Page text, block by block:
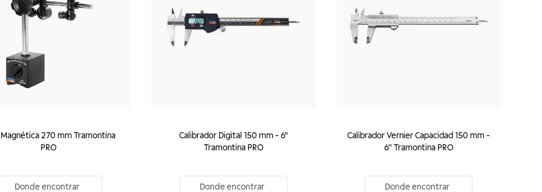
Magnética 270 mm Tramontina
PRO
Donde encontrar
Calibrador Digital 150 mm - 6"
Tramontina PRO
Donde encontrar
Calibrador Vernier Capacidad 150 mm -
6'' Tramontina PRO
Donde encontrar